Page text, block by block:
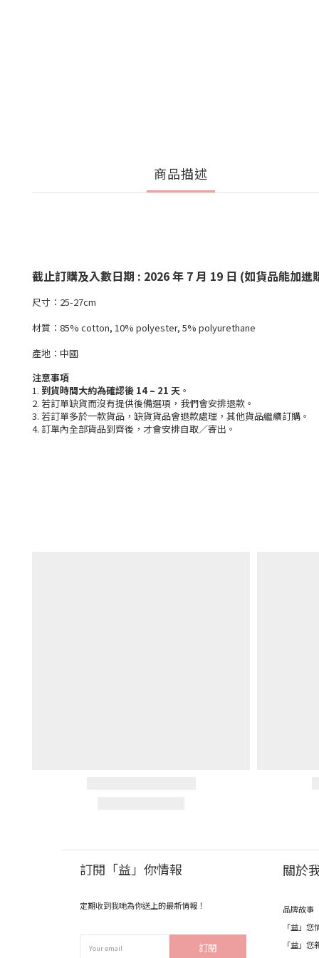
商品描述
截止訂購及入數日期 : 2026 年 7 月 19 日 (如貨品能加
尺寸：25-27cm
材質：85% cotton, 10% polyester, 5% polyurethane
產地：中國
注意事項
1. 到貨時間大約為確認後 14 – 21 天 。
2. 若訂單缺貨而沒有提供後備選項，我們會安排退款。
3. 若訂單多於一款貨品，缺貨貨品會退款處理，其他貨品繼續訂購。
4. 訂單內全部貨品到齊後，才會安排自取／寄出。
訂閱「益」你情報
定期收到我哋為你送上的最新情報！
訂閱
關於
品牌故事
「益」您
「益」您